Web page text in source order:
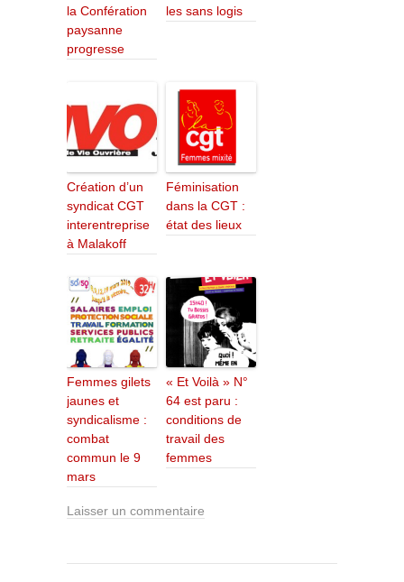
la Confération
paysanne
progresse
les sans logis
Création d’un
syndicat CGT
interentreprise
à Malakoff
Féminisation
dans la CGT :
état des lieux
Femmes gilets
jaunes et
syndicalisme :
combat
commun le 9
mars
« Et Voilà » N°
64 est paru :
conditions de
travail des
femmes
Laisser un commentaire